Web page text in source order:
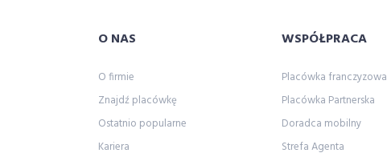
O NAS
O firmie
Znajdź placówkę
Ostatnio popularne
Kariera
WSPÓŁPRACA
Placówka franczyzowa
Placówka Partnerska
Doradca mobilny
Strefa Agenta